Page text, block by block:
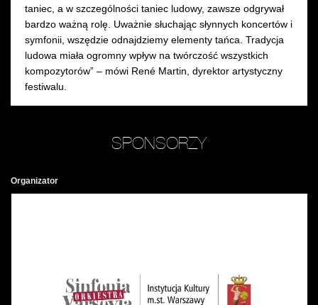
taniec, a w szczególności taniec ludowy, zawsze odgrywał
bardzo ważną rolę. Uważnie słuchając słynnych koncertów i
symfonii, wszędzie odnajdziemy elementy tańca. Tradycja
ludowa miała ogromny wpływ na twórczość wszystkich
kompozytorów” – mówi René Martin, dyrektor artystyczny
festiwalu.
SPONSORZY
Organizator